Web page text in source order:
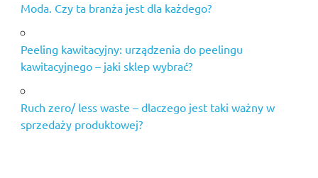
Moda. Czy ta branża jest dla każdego?
Peeling kawitacyjny: urządzenia do peelingu
kawitacyjnego – jaki sklep wybrać?
Ruch zero/ less waste – dlaczego jest taki ważny w
sprzedaży produktowej?